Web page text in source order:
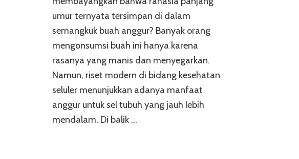
Tubuh:
Rahasia
Resveratrol
Awet
Muda
umur ternyata tersimpan di dalam
semangkuk buah anggur? Banyak orang
mengonsumsi buah ini hanya karena
rasanya yang manis dan menyegarkan.
Namun, riset modern di bidang kesehatan
seluler menunjukkan adanya manfaat
anggur untuk sel tubuh yang jauh lebih
mendalam. Di balik …